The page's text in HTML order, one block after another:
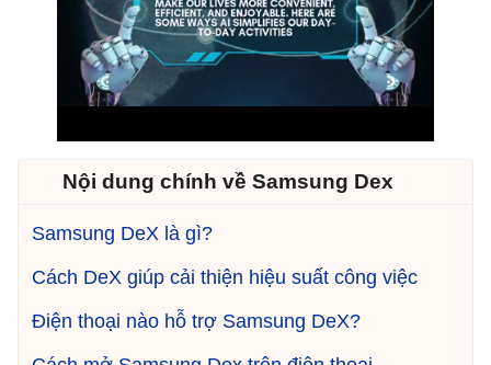
Nội dung chính về Samsung Dex
Samsung DeX là gì?
Cách DeX giúp cải thiện hiệu suất công việc
Điện thoại nào hỗ trợ Samsung DeX?